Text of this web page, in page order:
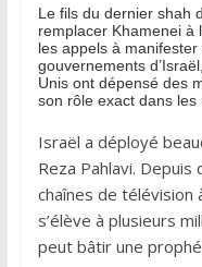
Le fils du dernier shah
remplacer Khamenei à
les appels à
gouvernements
Unis ont dépensé des
son rôle exact dans les
Israël a déployé
Reza Pahlavi.
chaînes de
s’élève à plusieurs
peut bâtir une